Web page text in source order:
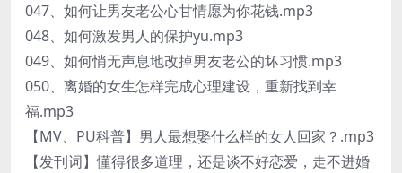
047、如何让男友老公心甘情愿为你花钱.mp3
048、如何激发男人的保护yu.mp3
049、如何悄无声息地改掉男友老公的坏习惯.mp3
050、离婚的女生怎样完成心理建设，重新找到幸
福.mp3
【MV、PU科普】男人最想娶什么样的女人回家？.mp3
【发刊词】懂得很多道理，还是谈不好恋爱，走不进婚